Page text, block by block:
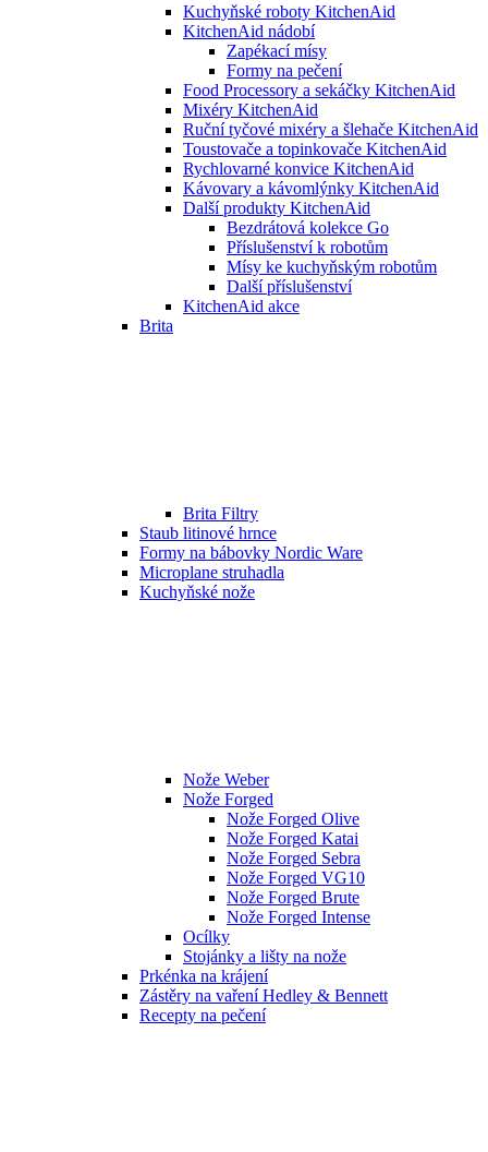
Kuchyňské roboty KitchenAid
KitchenAid nádobí
Zapékací mísy
Formy na pečení
Food Processory a sekáčky KitchenAid
Mixéry KitchenAid
Ruční tyčové mixéry a šlehače KitchenAid
Toustovače a topinkovače KitchenAid
Rychlovarné konvice KitchenAid
Kávovary a kávomlýnky KitchenAid
Další produkty KitchenAid
Bezdrátová kolekce Go
Příslušenství k robotům
Mísy ke kuchyňským robotům
Další příslušenství
KitchenAid akce
Brita
Brita Filtry
Staub litinové hrnce
Formy na bábovky Nordic Ware
Microplane struhadla
Kuchyňské nože
Nože Weber
Nože Forged
Nože Forged Olive
Nože Forged Katai
Nože Forged Sebra
Nože Forged VG10
Nože Forged Brute
Nože Forged Intense
Ocílky
Stojánky a lišty na nože
Prkénka na krájení
Zástěry na vaření Hedley & Bennett
Recepty na pečení